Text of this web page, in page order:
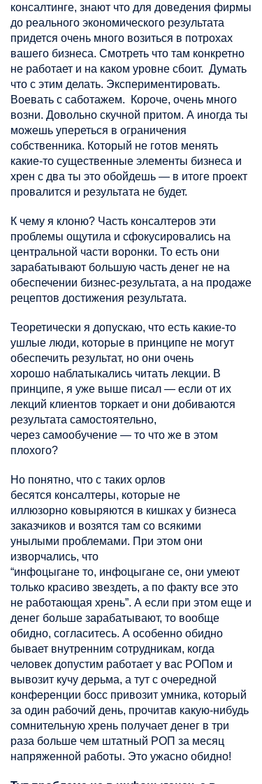
консалтинге, знают что для доведения фирмы
до реального экономического результата
придется очень много возиться в потрохах
вашего бизнеса. Смотреть что там конкретно
не работает и на каком уровне сбоит. Думать
что с этим делать. Экспериментировать.
Воевать с саботажем. Короче, очень много
возни. Довольно скучной притом. А иногда ты
можешь упереться в ограничения
собственника. Который не готов менять
какие-то существенные элементы бизнеса и
хрен с два ты это обойдешь — в итоге проект
провалится и результата не будет.
К чему я клоню? Часть консалтеров эти
проблемы ощутила и сфокусировались на
центральной части воронки. То есть они
зарабатывают большую часть денег не на
обеспечении бизнес-результата, а на продаже
рецептов достижения результата.
Теоретически я допускаю, что есть какие-то
ушлые люди, которые в принципе не могут
обеспечить результат, но они очень
хорошо наблатыкались читать лекции. В
принципе, я уже выше писал — если от их
лекций клиентов торкает и они добиваются
результата самостоятельно,
через самообучение — то что же в этом
плохого?
Но понятно, что с таких орлов
бесятся консалтеры, которые не
иллюзорно ковыряются в кишках у бизнеса
заказчиков и возятся там со всякими
унылыми проблемами. При этом они
изворчались, что
“инфоцыгане то, инфоцыгане се, они умеют
только красиво звездеть, а по факту все это
не работающая хрень”. А если при этом еще и
денег больше зарабатывают, то вообще
обидно, согласитесь. А особенно обидно
бывает внутренним сотрудникам, когда
человек допустим работает у вас РОПом и
вывозит кучу дерьма, а тут с очередной
конференции босс привозит умника, который
за один рабочий день, прочитав какую-нибудь
сомнительную хрень получает денег в три
раза больше чем штатный РОП за месяц
напряженной работы. Это ужасно обидно!